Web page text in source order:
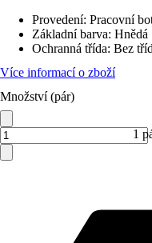
Provedení: Pracovní
Základní barva: Hnědá
Ochranná třída: Bez
Více informací o zboží
Množství (pár)
1